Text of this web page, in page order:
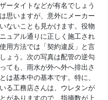
ータイトなどが有名でしょう
思いますが、意外にメーカー
ないことも見かけます。役物
ュアル通りに正しく施工され
用方法では「契約違反」と言
ょう。次の写真は配管の逆勾
ても、雨水が外へ外へ排出さ
は基本中の基本です。特に、
る工務店さんは、ウレタンが
がありますので、指摘数が上